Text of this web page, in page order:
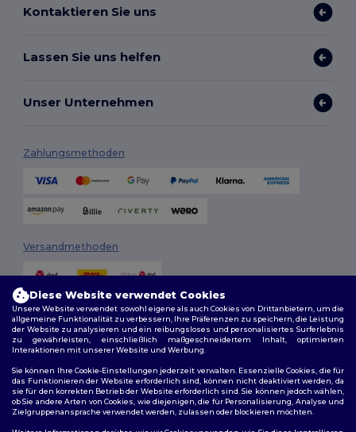
Kontaktieren Sie uns
Lassen Sie uns helfen
Unser Unternehmen
Zahlungsmethoden
Versandmethoden
Diese Website verwendet Cookies
Unsere Website verwendet sowohl eigene als auch Cookies von Drittanbietern, um die
allgemeine Funktionalität zu verbessern, Ihre Präferenzen zu speichern, die Leistung
der Website zu analysieren und ein reibungsloses und personalisiertes Surferlebnis
zu gewährleisten, einschließlich maßgeschneidertem Inhalt, optimierten
Interaktionen mit unserer Website und Werbung.
Sie können Ihre Cookie-Einstellungen jederzeit verwalten. Essenzielle Cookies, die für
das Funktionieren der Website erforderlich sind, können nicht deaktiviert werden, da
sie für den korrekten Betrieb der Website erforderlich sind. Sie können jedoch wählen,
ob Sie andere Arten von Cookies, wie diejenigen, die für Personalisierung, Analyse und
Zielgruppenansprache verwendet werden, zulassen oder blockieren möchten.